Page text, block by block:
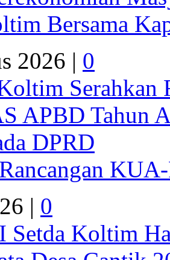
Bersama
2026 | 0
| 0